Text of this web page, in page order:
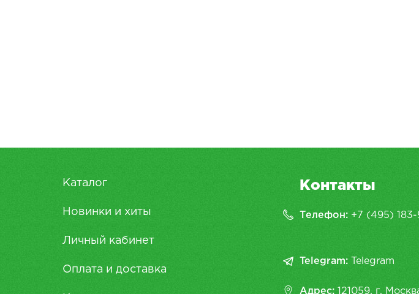
Каталог
Новинки и хиты
Личный кабинет
Оплата и доставка
Контакты
Телефон: +7 (495) 183-
Telegram: Telegram
Адрес: 121059, г.